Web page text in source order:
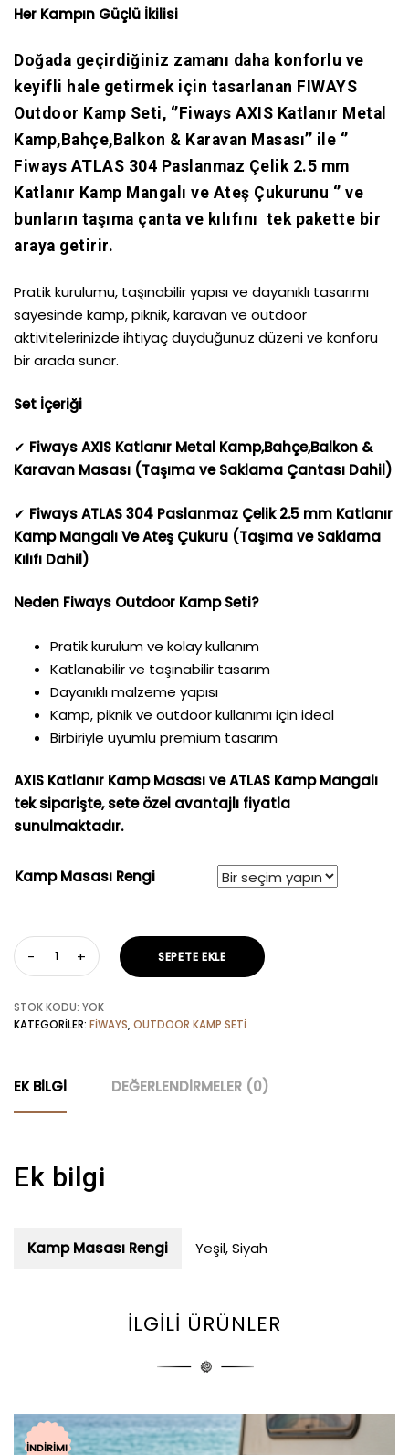
Her Kampın Güçlü İkilisi
Doğada geçirdiğiniz zamanı daha konforlu ve
keyifli hale getirmek için tasarlanan FIWAYS
Outdoor Kamp Seti, ‘’Fiways AXIS Katlanır Metal
Kamp,Bahçe,Balkon & Karavan Masası’’ ile ‘’
Fiways ATLAS 304 Paslanmaz Çelik 2.5 mm
Katlanır Kamp Mangalı ve Ateş Çukurunu ‘’ ve
bunların taşıma çanta ve kılıfını tek pakette bir
araya getirir.
Pratik kurulumu, taşınabilir yapısı ve dayanıklı tasarımı
sayesinde kamp, piknik, karavan ve outdoor
aktivitelerinizde ihtiyaç duyduğunuz düzeni ve konforu
bir arada sunar.
Set İçeriği
✔ Fiways AXIS Katlanır Metal Kamp,Bahçe,Balkon &
Karavan Masası (Taşıma ve Saklama Çantası Dahil)
✔ Fiways ATLAS 304 Paslanmaz Çelik 2.5 mm Katlanır
Kamp Mangalı Ve Ateş Çukuru (Taşıma ve Saklama
Kılıfı Dahil)
Neden Fiways Outdoor Kamp Seti?
Pratik kurulum ve kolay kullanım
Katlanabilir ve taşınabilir tasarım
Dayanıklı malzeme yapısı
Kamp, piknik ve outdoor kullanımı için ideal
Birbiriyle uyumlu premium tasarım
AXIS Katlanır Kamp Masası ve ATLAS Kamp Mangalı
tek siparişte, sete özel avantajlı fiyatla
sunulmaktadır.
Kamp Masası Rengi
SEPETE EKLE
STOK KODU: YOK
KATEGORILER: FIWAYS,OUTDOOR KAMP SETI
EK BILGI DEĞERLENDIRMELER (0)
Ek bilgi
Kamp Masası Rengi Yeşil, Siyah
İLGILI ÜRÜNLER
İNDIRIM!